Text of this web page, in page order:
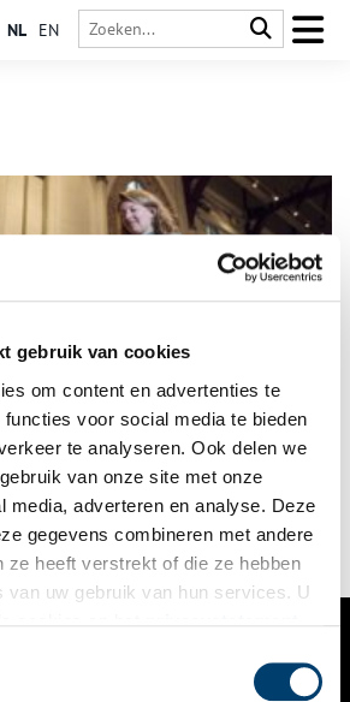
gebruik van cookies
om content en advertenties te
voor social media te bieden
te analyseren. Ook delen we
van onze site met onze
media, adverteren en analyse. Deze
gegevens combineren met andere
ze heeft verstrekt of die ze hebben
van uw gebruik van hun services. U
NL EN
nieuwe jaar is een belangrijke dag voor
en geschiedenisliefhebbers. Op
genoemd, worden in
archiefstukken openbaar gemaakt
waren.